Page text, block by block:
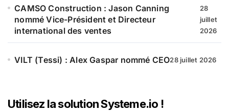
CAMSO Construction : Jason Canning
nommé Vice-Président et Directeur
international des ventes
28
juillet
2026
VILT (Tessi) : Alex Gaspar nommé CEO28 juillet 2026
Utilisez la solution Systeme.io !